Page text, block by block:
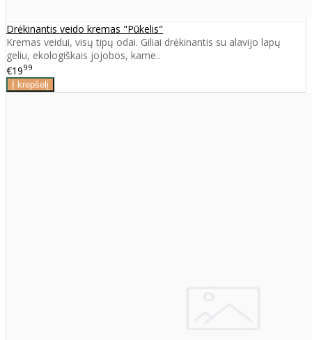
Drėkinantis veido kremas "Pūkelis"
Kremas veidui, visų tipų odai. Giliai drėkinantis su alavijo lapų
geliu, ekologiškais jojobos, kame..
€1999